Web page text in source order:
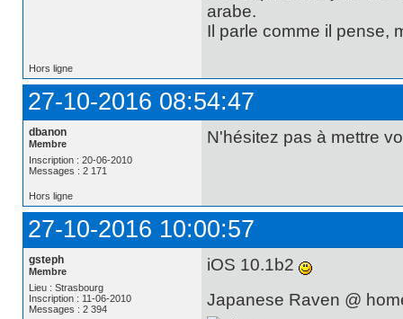
arabe.
Il parle comme il pense,
Hors ligne
27-10-2016 08:54:47
dbanon
Membre
Inscription : 20-06-2010
Messages : 2 171
N'hésitez pas à mettre
Hors ligne
27-10-2016 10:00:57
gsteph
Membre
Lieu : Strasbourg
Inscription : 11-06-2010
Messages : 2 394
iOS 10.1b2
Japanese Raven @